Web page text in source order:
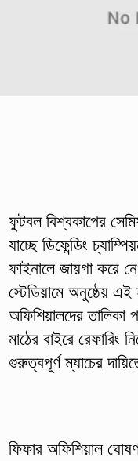
ফুটবল বিশ্বকাপের
যাচ্ছে ডিফেন্ডিং
ফাইনালে জায়গা করে
স্টেডিয়ামে অনুষ্ঠেয়
অফিশিয়ালদের
মাঠের বাইরে রেফারিং
গুরুত্বপূর্ণ ম্যাচের
ফিফার অফিশিয়াল